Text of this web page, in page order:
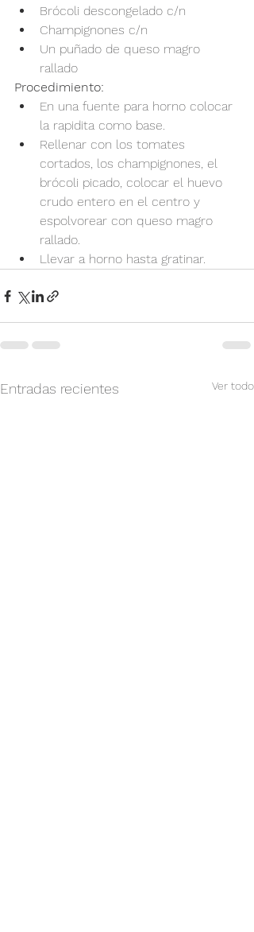
Brócoli descongelado c/n
Champignones c/n
Un puñado de queso magro
rallado
Procedimiento:
En una fuente para horno colocar
la rapidita como base.
Rellenar con los tomates
cortados, los champignones, el
brócoli picado, colocar el huevo
crudo entero en el centro y
espolvorear con queso magro
rallado.
Llevar a horno hasta gratinar.
Entradas recientes Ver todo